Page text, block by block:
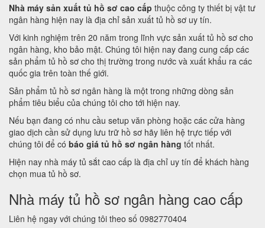
Nhà máy sản xuất tủ hồ sơ cao cấp thuộc công ty thiết bị vật tư
ngân hàng hiện nay là địa chỉ sản xuất tủ hồ sơ uy tín.
Với kinh nghiệm trên 20 năm trong lĩnh vực sản xuất tủ hồ sơ cho
ngân hàng, kho bảo mật. Chúng tôi hiện nay đang cung cấp các
sản phẩm tủ hồ sơ cho thị trường trong nước và xuất khẩu ra các
quốc gia trên toàn thế giới.
Sản phẩm tủ hồ sơ ngân hàng là một trong những dòng sản
phẩm tiêu biểu của chúng tôi cho tới hiện nay.
Nếu bạn đang có nhu cầu setup văn phòng hoặc các cửa hàng
giao dịch cần sử dụng lưu trữ hồ sơ hãy liên hệ trực tiếp với
chúng tôi để có báo giá tủ hồ sơ ngân hàng tốt nhất.
Hiện nay nhà máy tủ sắt cao cấp là địa chỉ uy tín để khách hàng
chọn mua tủ hồ sơ.
Nhà máy tủ hồ sơ ngân hàng cao cấp
Liên hệ ngay với chúng tôi theo số 0982770404